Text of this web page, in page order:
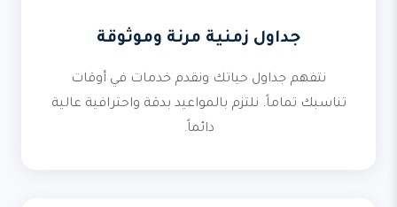
جداول زمنية مرنة وموثوقة
نتفهم جداول حياتك ونقدم خدمات في أوقات
تناسبك تماماً. نلتزم بالمواعيد بدقة واحترافية عالية
دائماً.